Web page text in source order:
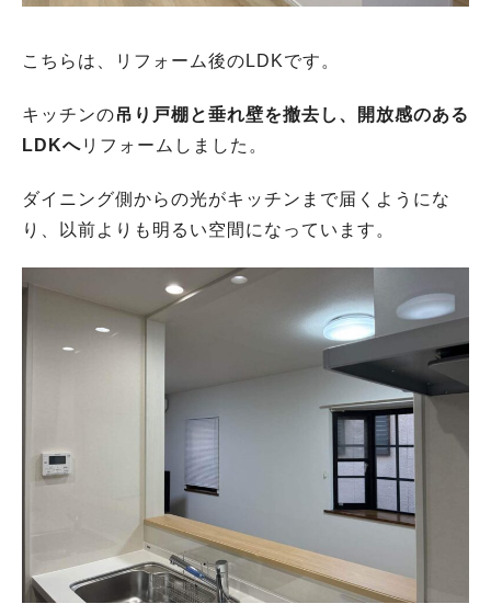
こちらは、リフォーム後のLDKです。
キッチンの吊り戸棚と垂れ壁を撤去し、開放感のある
LDKへリフォームしました。
ダイニング側からの光がキッチンまで届くようにな
り、以前よりも明るい空間になっています。